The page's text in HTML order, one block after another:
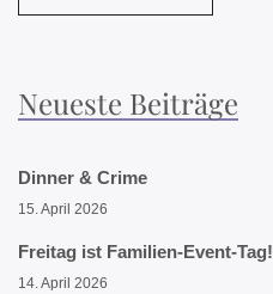
Neueste Beiträge
Dinner & Crime
15. April 2026
Freitag ist Familien-Event-Tag!
14. April 2026